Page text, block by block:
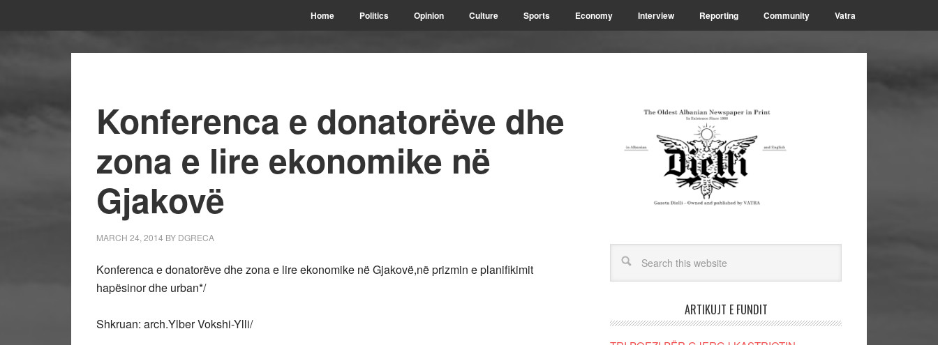
Home Politics Opinion Culture Sports Economy Interview Reporting Community Vatra
Konferenca e donatorëve dhe
zona e lire ekonomike në
Gjakovë
MARCH 24, 2014 BY DGRECA
Konferenca e donatorëve dhe zona e lire ekonomike në Gjakovë,në prizmin e planifikimit
hapësinor dhe urban*/
Shkruan: arch.Ylber Vokshi-Ylli/
ARTIKUJT E FUNDIT